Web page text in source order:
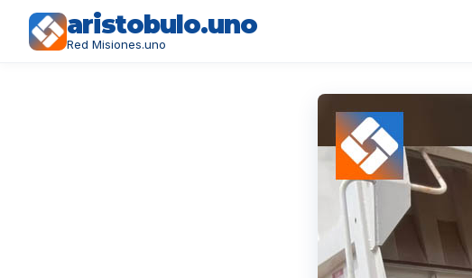
aristobulo.uno
Red Misiones.uno